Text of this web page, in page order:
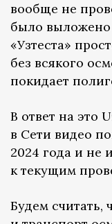
вообще не
было выложено
«Узтеста»
без всякого
покидает
В ответ на это
в Сети видео
2024 года и не
к текущим
Будем считать,